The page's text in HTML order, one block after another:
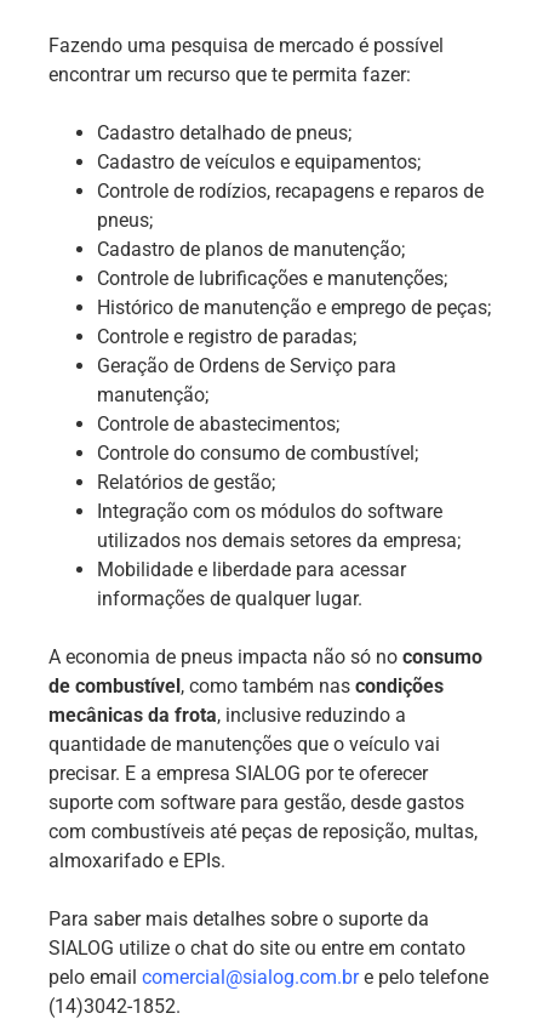
Fazendo uma pesquisa de mercado é possível
encontrar um recurso que te permita fazer:
Cadastro detalhado de pneus;
Cadastro de veículos e equipamentos;
Controle de rodízios, recapagens e reparos de
pneus;
Cadastro de planos de manutenção;
Controle de lubrificações e manutenções;
Histórico de manutenção e emprego de peças;
Controle e registro de paradas;
Geração de Ordens de Serviço para
manutenção;
Controle de abastecimentos;
Controle do consumo de combustível;
Relatórios de gestão;
Integração com os módulos do software
utilizados nos demais setores da empresa;
Mobilidade e liberdade para acessar
informações de qualquer lugar.
A economia de pneus impacta não só no consumo
de combustível, como também nas condições
mecânicas da frota, inclusive reduzindo a
quantidade de manutenções que o veículo vai
precisar. E a empresa SIALOG por te oferecer
suporte com software para gestão, desde gastos
com combustíveis até peças de reposição, multas,
almoxarifado e EPIs.
Para saber mais detalhes sobre o suporte da
SIALOG utilize o chat do site ou entre em contato
pelo email comercial@sialog.com.bre pelo telefone
(14)3042-1852.